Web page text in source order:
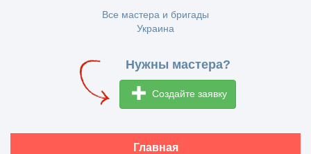
Все мастера и бригады
Украина
Нужны мастера?
Создайте заявку
Главная